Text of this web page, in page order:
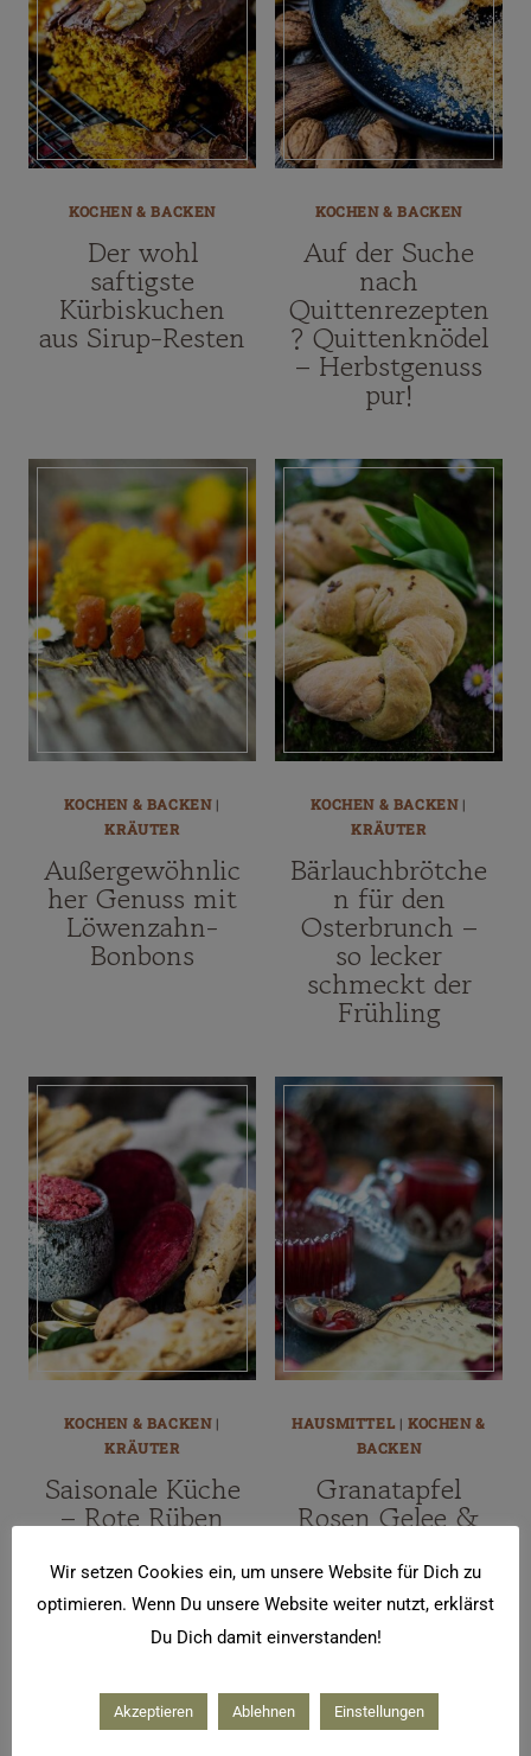
KOCHEN & BACKEN
Der wohl
saftigste
Kürbiskuchen
aus Sirup-Resten
KOCHEN & BACKEN
Auf der Suche
nach
Quittenrezepten
? Quittenknödel
– Herbstgenuss
pur!
KOCHEN & BACKEN|
KRÄUTER
Außergewöhnlic
her Genuss mit
Löwenzahn-
Bonbons
KOCHEN & BACKEN|
KRÄUTER
Bärlauchbrötche
n für den
Osterbrunch –
so lecker
schmeckt der
Frühling
KOCHEN & BACKEN|
KRÄUTER
Saisonale Küche
– Rote Rüben
Walnuss
Brotstangen
HAUSMITTEL | KOCHEN &
BACKEN
Granatapfel
Rosen Gelee &
Granatapfeltropf
en
Wir setzen Cookies ein, um unsere Website für Dich zu
optimieren. Wenn Du unsere Website weiter nutzt, erklärst
Du Dich damit einverstanden!
Akzeptieren Ablehnen Einstellungen